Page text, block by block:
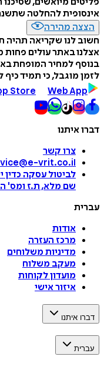
אינסופית להחלטה
הצצה מהירה
חשוב לנו שקריאה תהיה
אצלנו באתר עולים
בנוסף למחיר המופחת
לזמן מוגבל, כי תמיד
Store Web App
דברו איתנו
צרו קשר
vrit.co.il
לביטול עסקה כדין
שם מלא, ת.ז ומס'
עברית
אודות
מרכז העזרה
מדיניות משלוחים
מעקב משלוח
מועדון לקוחות
איזור אישי
דברו איתנו
עברית